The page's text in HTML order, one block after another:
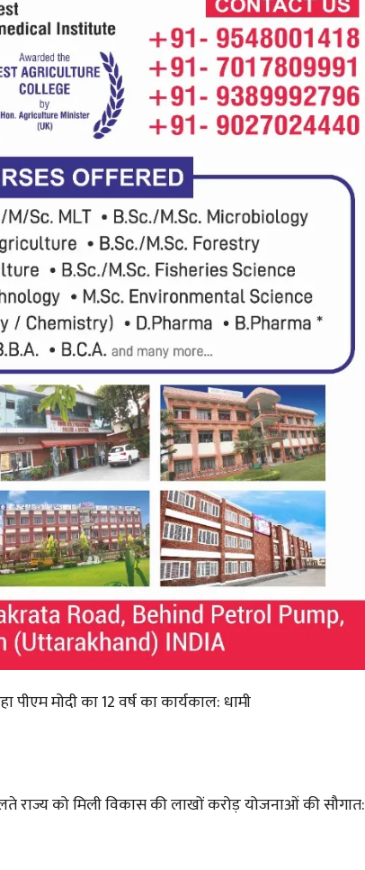
मोदी का 12 वर्ष का कार्यकाल: धामी
राज्य को मिली विकास की लाखों करोड़ योजनाओं की सौगात: